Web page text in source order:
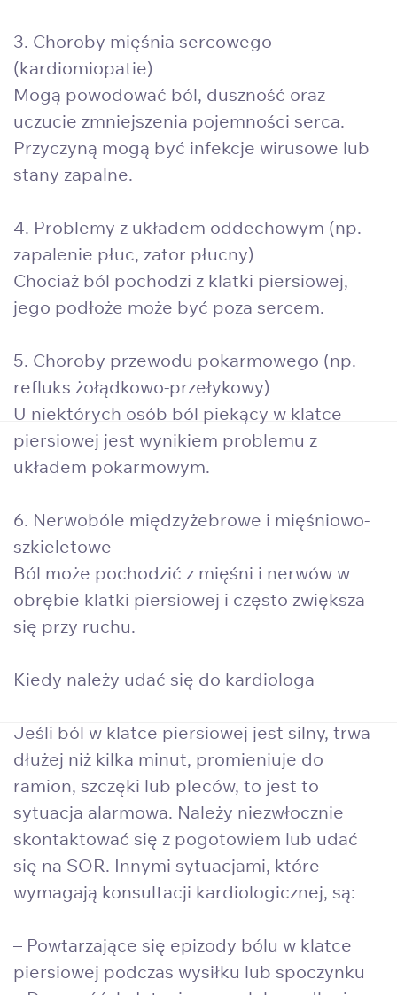
3. Choroby mięśnia sercowego
(kardiomiopatie)
Mogą powodować ból, duszność oraz
uczucie zmniejszenia pojemności serca.
Przyczyną mogą być infekcje wirusowe lub
stany zapalne.
4. Problemy z układem oddechowym (np.
zapalenie płuc, zator płucny)
Chociaż ból pochodzi z klatki piersiowej,
jego podłoże może być poza sercem.
5. Choroby przewodu pokarmowego (np.
refluks żołądkowo-przełykowy)
U niektórych osób ból piekący w klatce
piersiowej jest wynikiem problemu z
układem pokarmowym.
6. Nerwobóle międzyżebrowe i mięśniowo-
szkieletowe
Ból może pochodzić z mięśni i nerwów w
obrębie klatki piersiowej i często zwiększa
się przy ruchu.
Kiedy należy udać się do kardiologa
Jeśli ból w klatce piersiowej jest silny, trwa
dłużej niż kilka minut, promieniuje do
ramion, szczęki lub pleców, to jest to
sytuacja alarmowa. Należy niezwłocznie
skontaktować się z pogotowiem lub udać
się na SOR. Innymi sytuacjami, które
wymagają konsultacji kardiologicznej, są:
– Powtarzające się epizody bólu w klatce
piersiowej podczas wysiłku lub spoczynku